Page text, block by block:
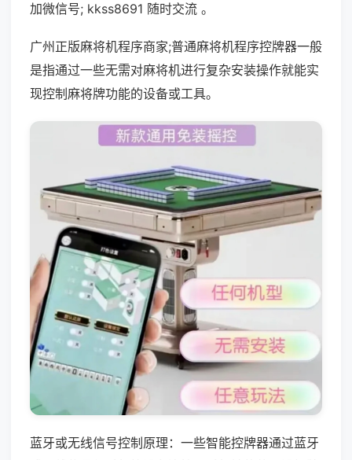
加微信号; kkss8691 随时交流 。
广州正版麻将机程序商家;普通麻将机程序控牌器一般
是指通过一些无需对麻将机进行复杂安装操作就能实
现控制麻将牌功能的设备或工具。
蓝牙或无线信号控制原理：一些智能控牌器通过蓝牙